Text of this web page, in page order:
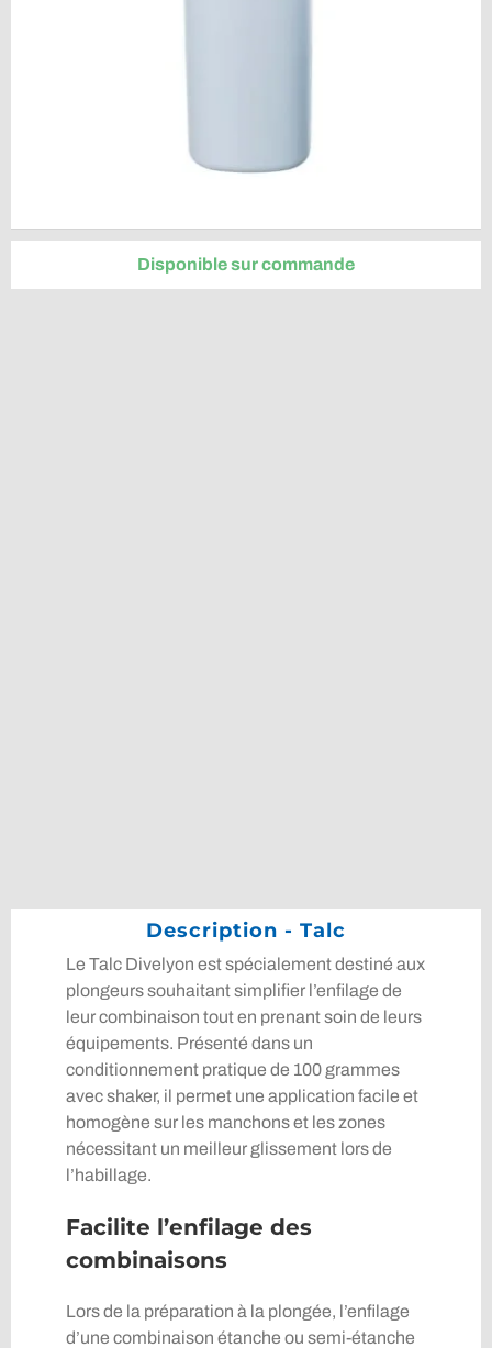
Disponible sur commande
Description - Talc
Le Talc Divelyon est spécialement destiné aux
plongeurs souhaitant simplifier l’enfilage de
leur combinaison tout en prenant soin de leurs
équipements. Présenté dans un
conditionnement pratique de 100 grammes
avec shaker, il permet une application facile et
homogène sur les manchons et les zones
nécessitant un meilleur glissement lors de
l’habillage.
Facilite l’enfilage des
combinaisons
Lors de la préparation à la plongée, l’enfilage
d’une combinaison étanche ou semi-étanche